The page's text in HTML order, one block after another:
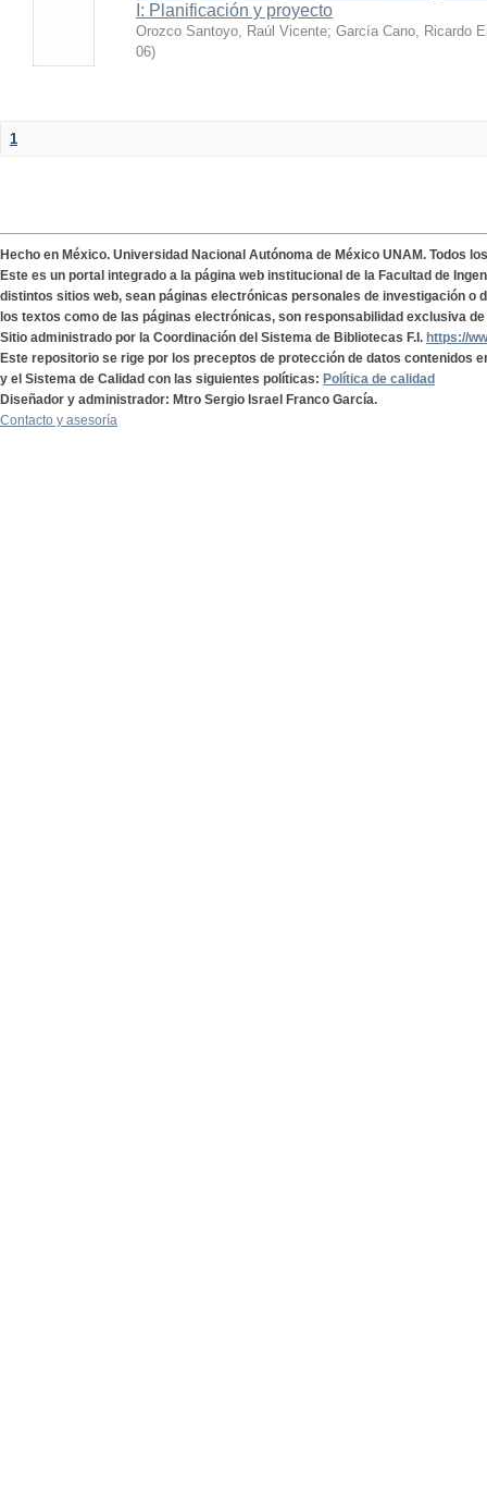
I: Planificación y proyecto
Orozco Santoyo, Raúl Vicente; García Cano, Ricardo
06)
1
Hecho en México. Universidad Nacional Autónoma de México UNAM. Todos
Este es un portal integrado a la página web institucional de la Facultad de
distintos sitios web, sean páginas electrónicas personales de investigación o
los textos como de las páginas electrónicas, son responsabilidad exclusiva
Sitio administrado por la Coordinación del Sistema de Bibliotecas F.I. https://
Este repositorio se rige por los preceptos de protección de datos contenidos
y el Sistema de Calidad con las siguientes políticas: Política de calidad
Diseñador y administrador: Mtro Sergio Israel Franco García.
Contacto y asesoría